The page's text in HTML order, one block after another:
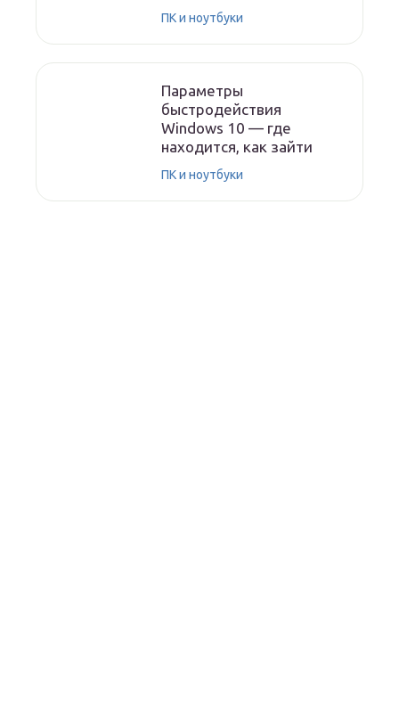
ПК и ноутбуки
Параметры
быстродействия
Windows 10 — где
находится, как зайти
ПК и ноутбуки